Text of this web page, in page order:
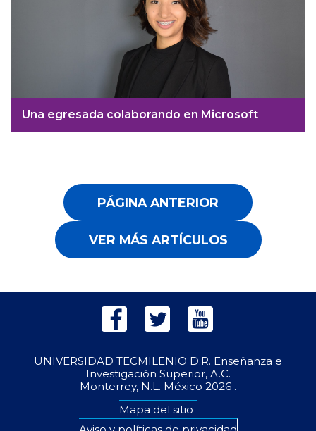
Una egresada colaborando en Microsoft
PÁGINA ANTERIOR
VER MÁS ARTÍCULOS
UNIVERSIDAD TECMILENIO D.R. Enseñanza e
Investigación Superior, A.C.
Monterrey, N.L. México 2026 .
Mapa del sitio